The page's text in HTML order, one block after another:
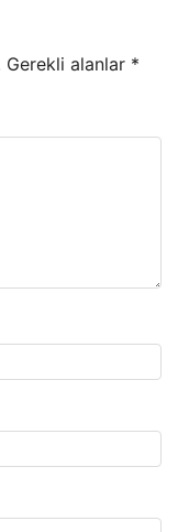
Gerekli alanlar *